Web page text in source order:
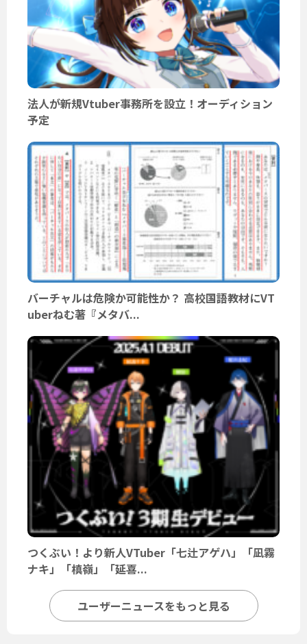
法人が新規Vtuber事務所を設立！オーディション
予定
バーチャルは危険か可能性か？ 高校国語教材にVT
uberねむ著『メタバ...
つくぶい！より新人VTuber「七辻アゲハ」「凪霧
ナキ」「槙嶺」「延喜...
ユーザーニュースをもっと見る